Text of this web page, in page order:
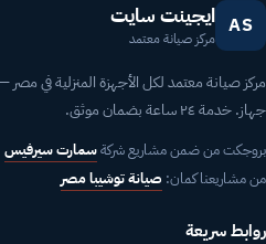
AS ايجينت سايت
مركز صيانة معتمد
مركز صيانة معتمد لكل الأجهزة المنزلية في
جهاز. خدمة ٢٤ ساعة بضمان موثق.
بروجكت من ضمن مشاريع شركةسمارت سيرفيس
من مشاريعنا كمان: صيانة توشيبا مصر
روابط سريعة